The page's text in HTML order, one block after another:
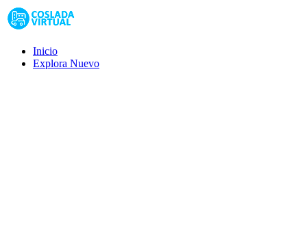
Inicio
Explora Nuevo